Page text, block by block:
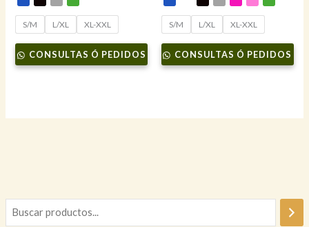
S/M L/XL XL-XXL
CONSULTAS Ó PEDIDOS
S/M L/XL XL-XXL
CONSULTAS Ó PEDIDOS